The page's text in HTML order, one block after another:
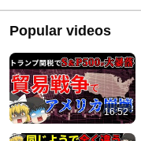
Popular videos
16:52